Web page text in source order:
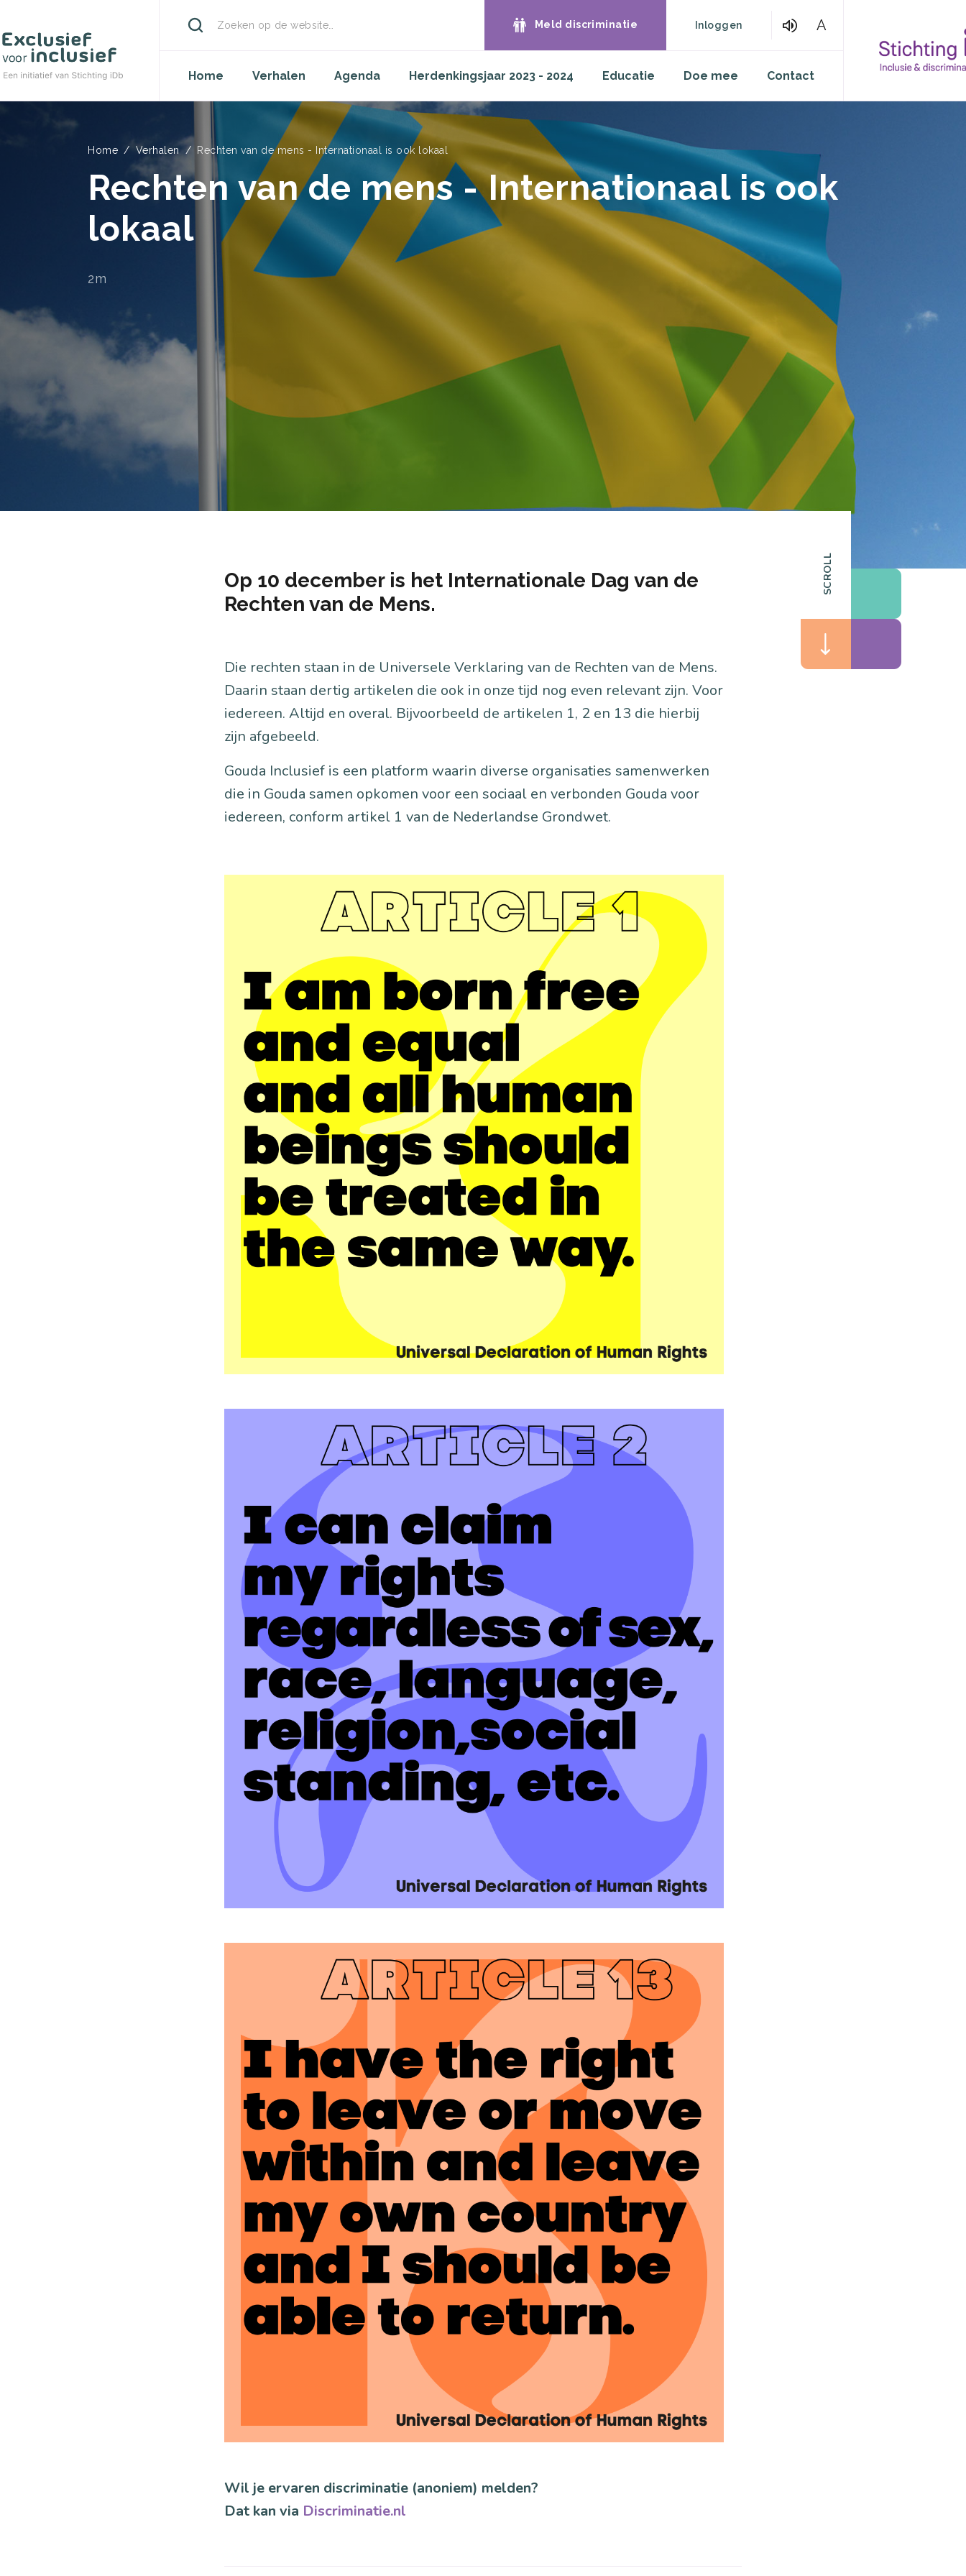
en
naar
Meld discriminatie Inloggen A
Hoofdnavigatie
Home Verhalen Agenda Herdenkingsjaar 2023 - 2024 Educatie Doe mee Contact
Kruimelpad
Home Verhalen Rechten van de mens - Internationaal is ook lokaal
Rechten van de mens - Internationaal is ook
lokaal
2m
SCROLL
Op 10 december is het Internationale Dag van de
Rechten van de Mens.
Die rechten staan in de Universele Verklaring van de Rechten van de Mens.
Daarin staan dertig artikelen die ook in onze tijd nog even relevant zijn. Voor
iedereen. Altijd en overal. Bijvoorbeeld de artikelen 1, 2 en 13 die hierbij
zijn afgebeeld.
Gouda Inclusief is een platform waarin diverse organisaties samenwerken
die in Gouda samen opkomen voor een sociaal en verbonden Gouda voor
iedereen, conform artikel 1 van de Nederlandse Grondwet.
Wil je ervaren discriminatie (anoniem) melden?
Dat kan via Discriminatie.nl